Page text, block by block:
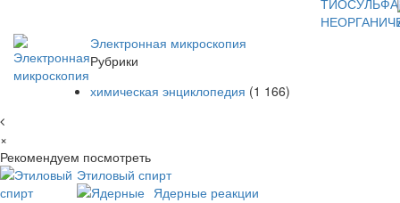
Электронная микроскопия
Рубрики
химическая энциклопедия (1 166)
×
Рекомендуем посмотреть
Этиловый спирт
Ядерные реакции